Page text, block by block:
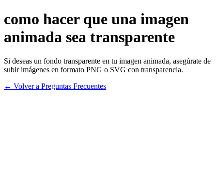
como hacer que una imagen
animada sea transparente
Si deseas un fondo transparente en tu imagen animada, asegúrate de
subir imágenes en formato PNG o SVG con transparencia.
← Volver a Preguntas Frecuentes